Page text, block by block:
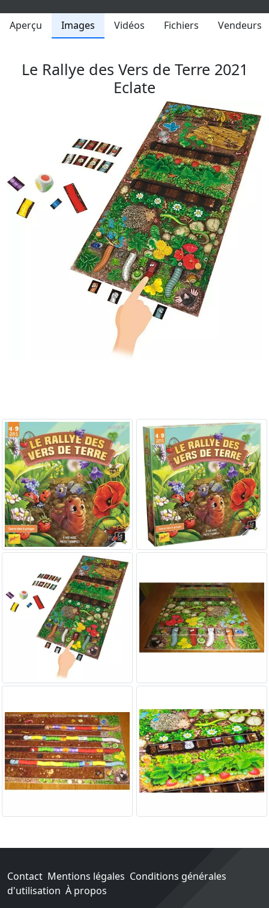
Aperçu Images Vidéos Fichiers Vendeurs
Le Rallye des Vers de Terre 2021
Eclate
Contact Mentions légales Conditions générales
d'utilisation À propos